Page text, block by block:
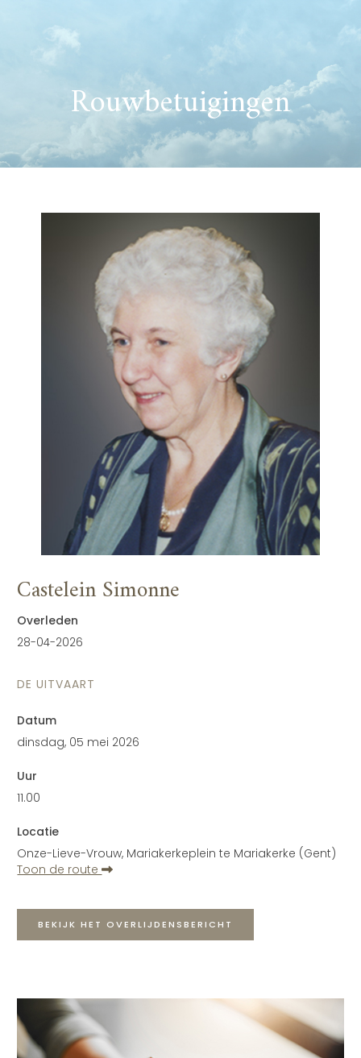
Rouwbetuigingen
Castelein Simonne
Overleden
28-04-2026
DE UITVAART
Datum
dinsdag, 05 mei 2026
Uur
11.00
Locatie
Onze-Lieve-Vrouw, Mariakerkeplein te Mariakerke (Gent)
Toon de route
BEKIJK HET OVERLIJDENSBERICHT